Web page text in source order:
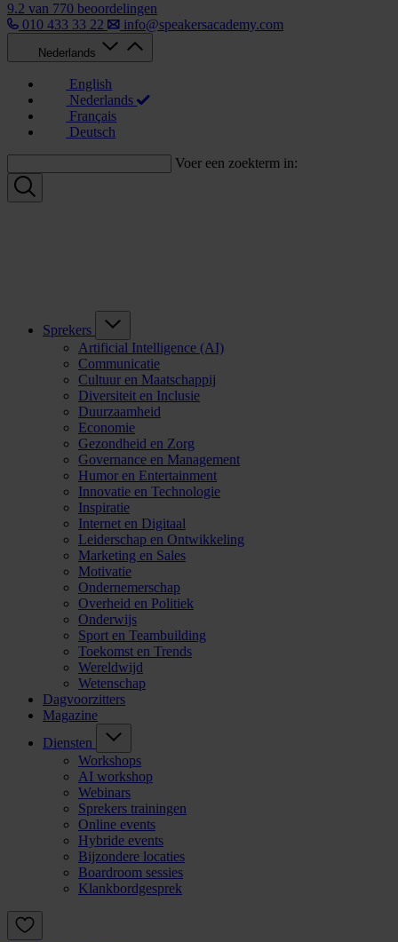
9.2 van 770 beoordelingen
010 433 33 22
info@speakersacademy.com
Nederlands
English
Nederlands
Français
Deutsch
Voer een zoekterm in:
Sprekers
Artificial Intelligence (AI)
Communicatie
Cultuur en Maatschappij
Diversiteit en Inclusie
Duurzaamheid
Economie
Gezondheid en Zorg
Governance en Management
Humor en Entertainment
Innovatie en Technologie
Inspiratie
Internet en Digitaal
Leiderschap en Ontwikkeling
Marketing en Sales
Motivatie
Ondernemerschap
Overheid en Politiek
Onderwijs
Sport en Teambuilding
Toekomst en Trends
Wereldwijd
Wetenschap
Dagvoorzitters
Magazine
Diensten
Workshops
AI workshop
Webinars
Sprekers trainingen
Online events
Hybride events
Bijzondere locaties
Boardroom sessies
Klankbordgesprek